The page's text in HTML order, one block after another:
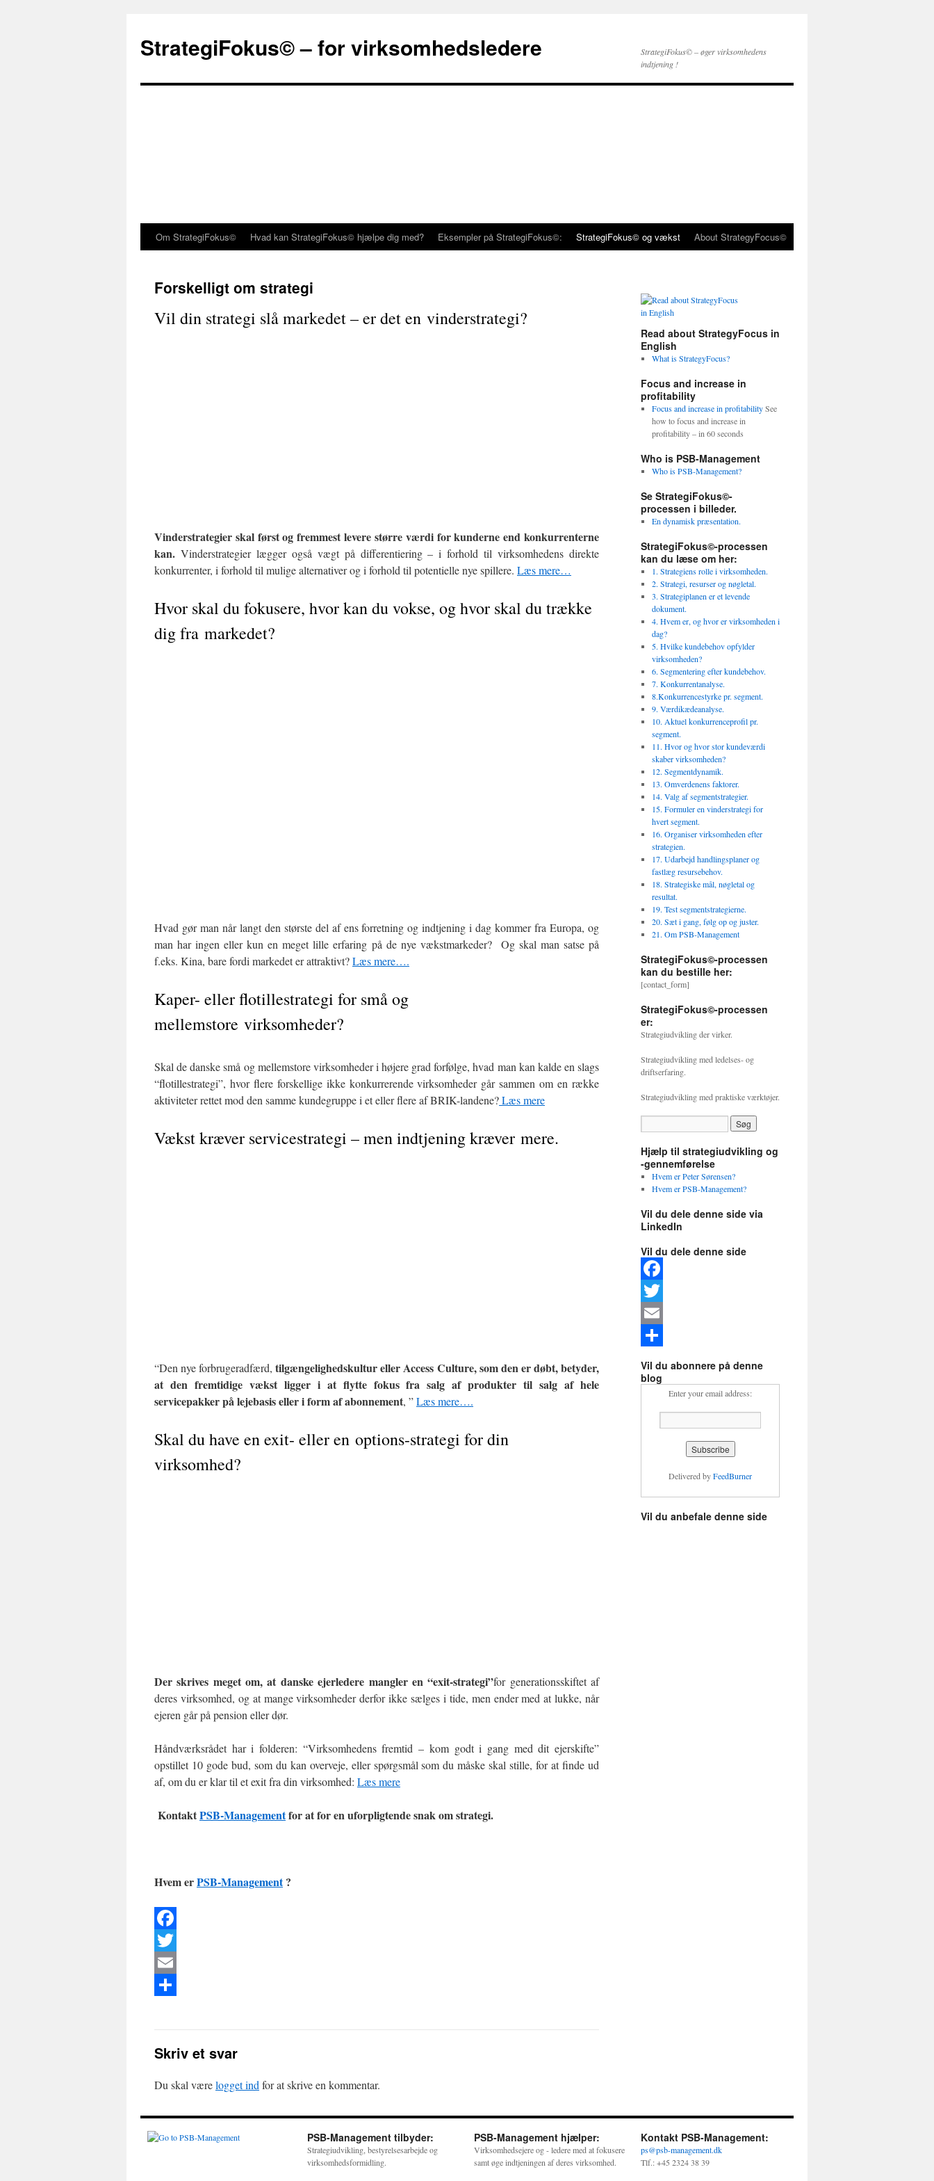
StrategiFokus© – for virksomhedsledere
StrategiFokus© – øger virksomhedens
indtjening !
Om StrategiFokus© Hvad kan StrategiFokus© hjælpe dig med? Eksempler på StrategiFokus©: StrategiFokus© og vækst About StrategyFocus©
Forskelligt om strategi
Vil din strategi slå markedet – er det en vinderstrategi?
Vinderstrategier skal først og fremmest levere større værdi for kunderne end konkurrenterne
kan. Vinderstrategier lægger også vægt på differentiering – i forhold til virksomhedens direkte
konkurrenter, i forhold til mulige alternativer og i forhold til potentielle nye spillere. Læs mere…
Hvor skal du fokusere, hvor kan du vokse, og hvor skal du trække
dig fra markedet?
Hvad gør man når langt den største del af ens forretning og indtjening i dag kommer fra Europa, og
man har ingen eller kun en meget lille erfaring på de nye vækstmarkeder? Og skal man satse på
f.eks. Kina, bare fordi markedet er attraktivt?Læs mere….
Kaper- eller flotillestrategi for små og
mellemstore virksomheder?
Skal de danske små og mellemstore virksomheder i højere grad forfølge, hvad man kan kalde en slags
“flotillestrategi”, hvor flere forskellige ikke konkurrerende virksomheder går sammen om en række
aktiviteter rettet mod den samme kundegruppe i et eller flere af BRIK-landene?Læs mere
Vækst kræver servicestrategi – men indtjening kræver mere.
“Den nye forbrugeradfærd,tilgængelighedskultur eller Access Culture, som den er døbt, betyder,
at den fremtidige vækst ligger i at flytte fokus fra salg af produkter til salg af hele
servicepakker på lejebasis eller i form af abonnement, ”Læs mere….
Skal du have en exit- eller en options-strategi for din
virksomhed?
Der skrives meget om, at danske ejerledere mangler en “exit-strategi”for generationsskiftet af
deres virksomhed, og at mange virksomheder derfor ikke sælges i tide, men ender med at lukke, når
ejeren går på pension eller dør.
Håndværksrådet har i folderen: “Virksomhedens fremtid – kom godt i gang med dit ejerskifte”
opstillet 10 gode bud, som du kan overveje, eller spørgsmål som du måske skal stille, for at finde ud
af, om du er klar til et exit fra din virksomhed: Læs mere
KontaktPSB-Managementfor at for en uforpligtende snak om strategi.
Hvem erPSB-Management?
Facebook
Twitter
Email
Skriv et svar
Du skal værelogget ind for at skrive en kommentar.
Read about StrategyFocus in
English
What is StrategyFocus?
Focus and increase in
profitability
Focus and increase in profitabilitySee
how to focus and increase in
profitability – in 60 seconds
Who is PSB-Management
Who is PSB-Management?
Se StrategiFokus©-
processen i billeder.
En dynamisk præsentation.
StrategiFokus©-processen
kan du læse om her:
1. Strategiens rolle i virksomheden.
2. Strategi, resurser og nøgletal.
3. Strategiplanen er et levende
dokument.
4. Hvem er, og hvor er virksomheden i
dag?
5. Hvilke kundebehov opfylder
virksomheden?
6. Segmentering efter kundebehov.
7. Konkurrentanalyse.
8.Konkurrencestyrke pr. segment.
9. Værdikædeanalyse.
10. Aktuel konkurrenceprofil pr.
segment.
11. Hvor og hvor stor kundeværdi
skaber virksomheden?
12. Segmentdynamik.
13. Omverdenens faktorer.
14. Valg af segmentstrategier.
15. Formuler en vinderstrategi for
hvert segment.
16. Organiser virksomheden efter
strategien.
17. Udarbejd handlingsplaner og
fastlæg resursebehov.
18. Strategiske mål, nøgletal og
resultat.
19. Test segmentstrategierne.
20. Sæt i gang, følg op og juster.
21. Om PSB-Management
StrategiFokus©-processen
kan du bestille her:
[contact_form]
StrategiFokus©-processen
er:
Strategiudvikling der virker.
Strategiudvikling med ledelses- og
driftserfaring.
Strategiudvikling med praktiske værktøjer.
Hjælp til strategiudvikling og
-gennemførelse
Hvem er Peter Sørensen?
Hvem er PSB-Management?
Vil du dele denne side via
LinkedIn
Vil du dele denne side
F
b
T
w
ta
e
Vil du abonnere på denne
blog
Enter your email address:
Delivered byFeedBurner
Vil du anbefale denne side
PSB-Management tilbyder:
Strategiudvikling, bestyrelsesarbejde og
virksomhedsformidling.
PSB-Management hjælper:
Virksomhedsejere og - ledere med at fokusere
samt øge indtjeningen af deres virksomhed.
Kontakt PSB-Management:
ps@psb-management.dk
Tlf.: +45 2324 38 39